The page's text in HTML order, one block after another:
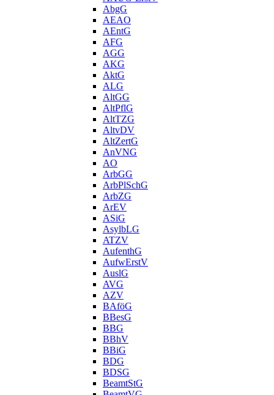
AbgG
AEAO
AEntG
AFG
AGG
AKG
AktG
ALG
AltGG
AltPflG
AltTZG
AltvDV
AltZertG
AnVNG
AO
ArbGG
ArbPlSchG
ArbZG
ArEV
ASiG
AsylbLG
ATZV
AufenthG
AufwErstV
AuslG
AVG
AZV
BAföG
BBesG
BBG
BBhV
BBiG
BDG
BDSG
BeamtStG